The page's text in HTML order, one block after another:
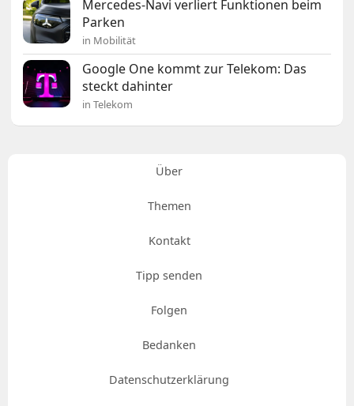
Mercedes-Navi verliert Funktionen beim
Parken
in Mobilität
Google One kommt zur Telekom: Das
steckt dahinter
in Telekom
Über
Themen
Kontakt
Tipp senden
Folgen
Bedanken
Datenschutzerklärung